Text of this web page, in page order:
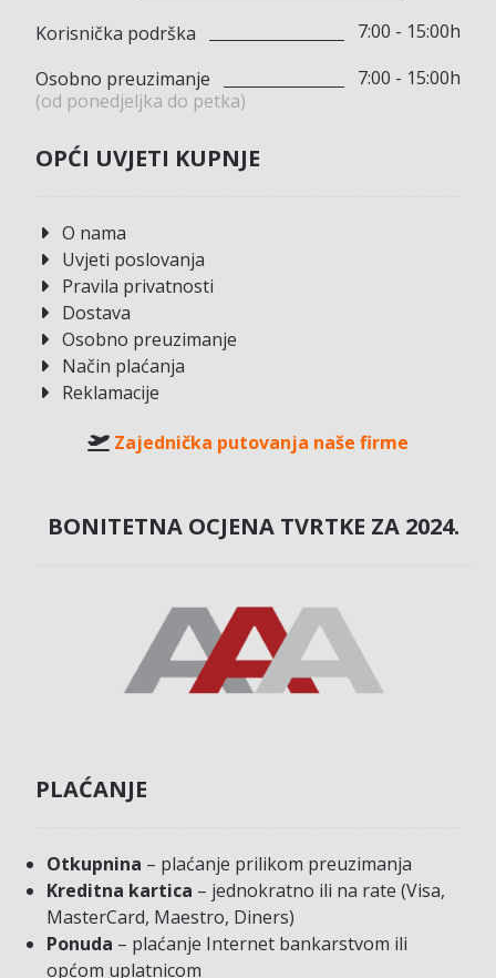
Korisnička podrška
7:00 - 15:00h
Osobno preuzimanje
(od ponedjeljka do petka)
7:00 - 15:00h
OPĆI UVJETI KUPNJE
O nama
Uvjeti poslovanja
Pravila privatnosti
Dostava
Osobno preuzimanje
Način plaćanja
Reklamacije
Zajednička putovanja naše firme
BONITETNA OCJENA TVRTKE ZA 2024.
PLAĆANJE
Otkupnina – plaćanje prilikom preuzimanja
Kreditna kartica – jednokratno ili na rate (Visa,
MasterCard, Maestro, Diners)
Ponuda – plaćanje Internet bankarstvom ili
općom uplatnicom